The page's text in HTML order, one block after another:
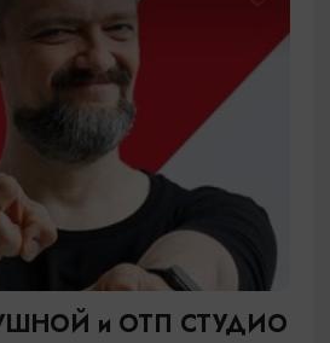
и ОТП СТУДИО